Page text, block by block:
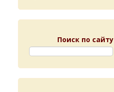
Поиск по сайту